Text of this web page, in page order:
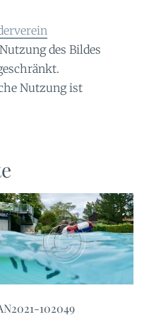
des Bildes
Nutzung ist
102049